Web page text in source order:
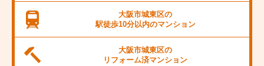
JR桜島線
阪堺電軌上町線
東海道新幹線
大阪市城東区の
駅徒歩10分以内のマンション
大阪市城東区の
リフォーム済マンション